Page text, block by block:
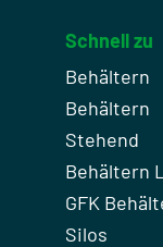
Schnell zu
Behältern
Behältern
Stehend
Behältern
GFK
Silos